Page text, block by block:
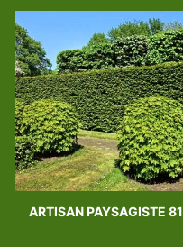
ARTISAN PAYSAGISTE 81